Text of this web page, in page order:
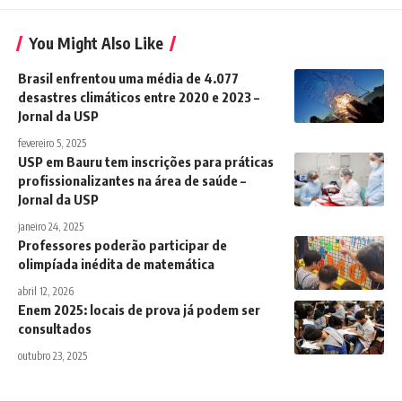
You Might Also Like
Brasil enfrentou uma média de 4.077
desastres climáticos entre 2020 e 2023 –
Jornal da USP
fevereiro 5, 2025
USP em Bauru tem inscrições para práticas
profissionalizantes na área de saúde –
Jornal da USP
janeiro 24, 2025
Professores poderão participar de
olimpíada inédita de matemática
abril 12, 2026
Enem 2025: locais de prova já podem ser
consultados
outubro 23, 2025